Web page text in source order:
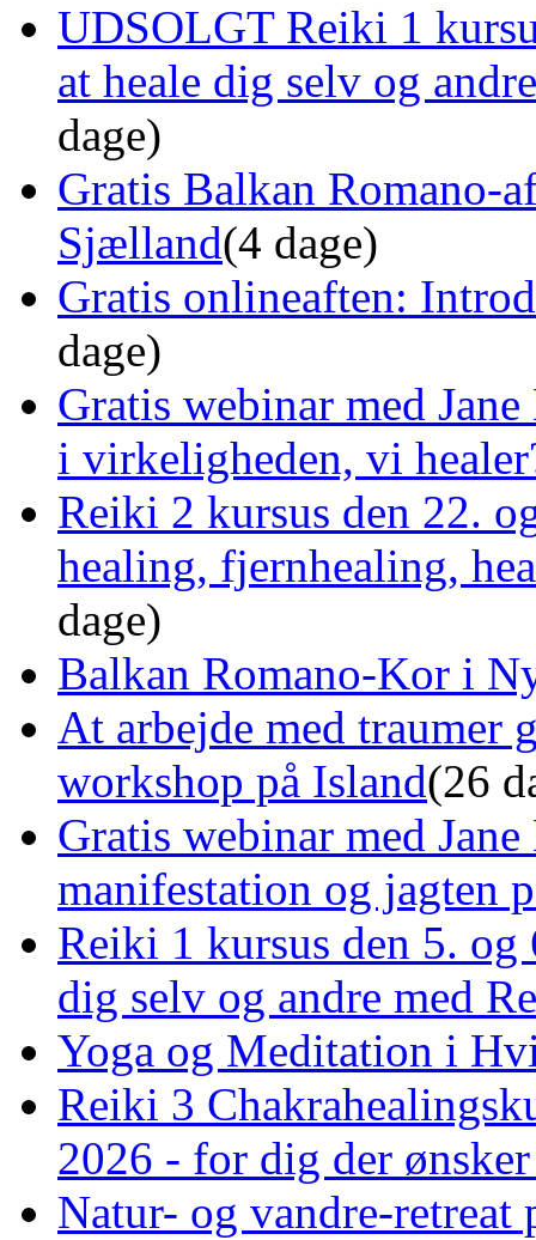
UDSOLGT Reiki 1
at heale dig selv og
dage)
Gratis Balkan Romano-
Sjælland(4 dage)
Gratis onlineaften:
dage)
Gratis webinar med
i virkeligheden, vi
Reiki 2 kursus den 22.
healing, fjernhealing,
dage)
Balkan Romano-Kor i
At arbejde med traumer
workshop på Island(26
Gratis webinar med
manifestation og jagten
Reiki 1 kursus den 5.
dig selv og andre med
Yoga og Meditation i
Reiki 3
2026 - for dig der
Natur- og vandre-retreat